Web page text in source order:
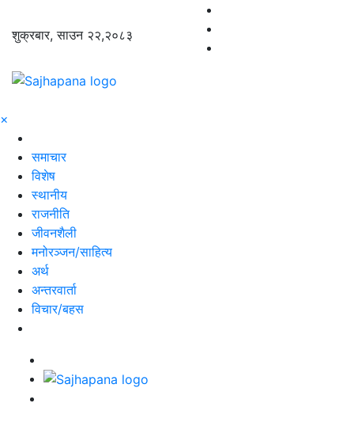
शुक्रबार, साउन २२,२०८३
×
समाचार
विशेष
स्थानीय
राजनीति
जीवनशैली
मनोरञ्जन/साहित्य
अर्थ
अन्तरवार्ता
विचार/बहस